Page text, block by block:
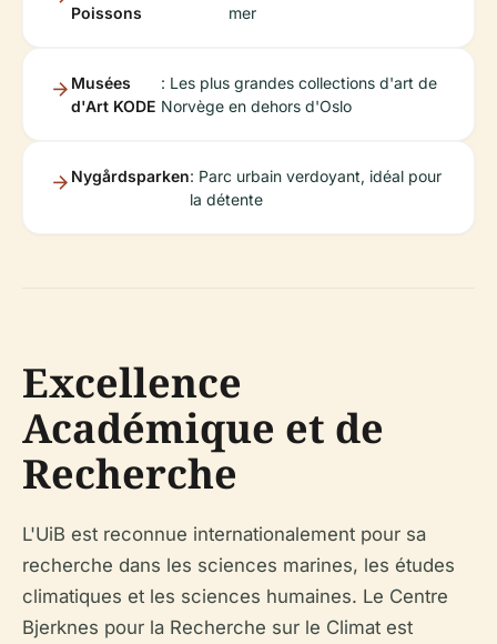
Poissons
mer
Musées
d'Art KODE
: Les plus grandes collections d'art de
Norvège en dehors d'Oslo
Nygårdsparken: Parc urbain verdoyant, idéal pour
la détente
Excellence
Académique et de
Recherche
L'UiB est reconnue internationalement pour sa
recherche dans les sciences marines, les études
climatiques et les sciences humaines. Le Centre
Bjerknes pour la Recherche sur le Climat est